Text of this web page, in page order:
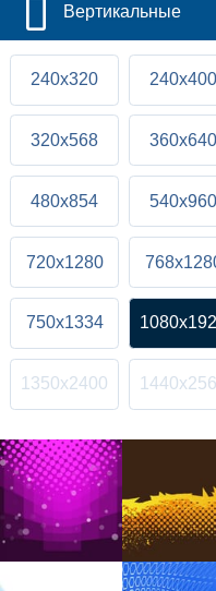
Вертикальные
240x320 240x400
320x568 360x640
480x854 540x960
720x1280
750x1334
1350x2400